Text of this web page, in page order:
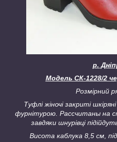
р.
Модель СК-1228/2
Розмірний
Туфлі жіночі закриті
фурнітурою. Рассчитаны на
завдяки шнурівці
Висота каблука 8,5 см,